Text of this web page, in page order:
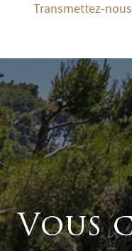
Transmettez-
Vous